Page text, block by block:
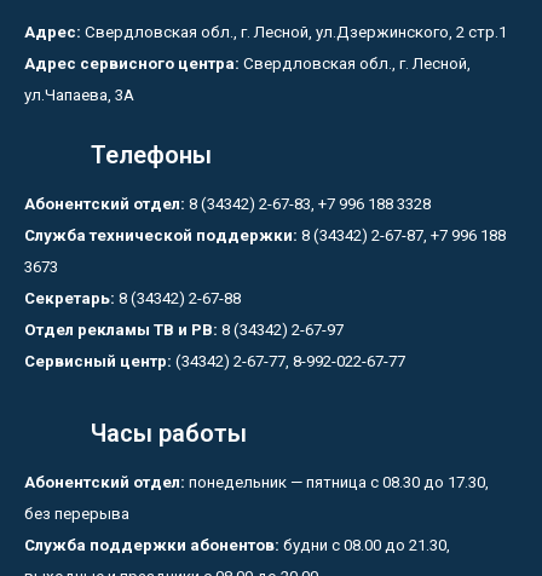
Адрес: Свердловская обл., г. Лесной, ул.Дзержинского, 2 стр.1
Адрес сервисного центра: Свердловская обл., г. Лесной,
ул.Чапаева, 3А
Телефоны
Абонентский отдел: 8 (34342) 2-67-83, +7 996 188 3328
Служба технической поддержки: 8 (34342) 2-67-87, +7 996 188
3673
Секретарь: 8 (34342) 2-67-88
Отдел рекламы ТВ и РВ: 8 (34342) 2-67-97
Сервисный центр: (34342) 2-67-77, 8-992-022-67-77
Часы работы
Абонентский отдел: понедельник — пятница с 08.30 до 17.30,
без перерыва
Служба поддержки абонентов: будни с 08.00 до 21.30,